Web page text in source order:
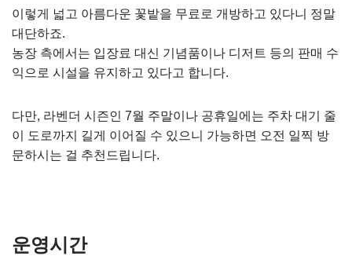
이렇게 넓고 아름다운 꽃밭을 무료로 개방하고 있다니 정말
대단하죠.
농장 측에서는 입장료 대신 기념품이나 디저트 등의 판매 수
익으로 시설을 유지하고 있다고 합니다.
다만, 라벤더 시즌인 7월 주말이나 공휴일에는 주차 대기 줄
이 도로까지 길게 이어질 수 있으니 가능하면 오전 일찍 방
문하시는 걸 추천드립니다.
운영시간